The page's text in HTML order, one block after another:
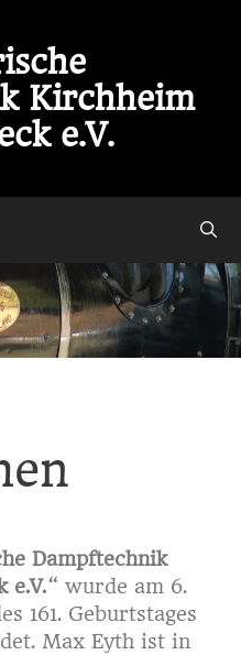
Kirchheim
e.V.
Dampftechnik
e.V.“ wurde am 6.
161. Geburtstages
Max Eyth ist in